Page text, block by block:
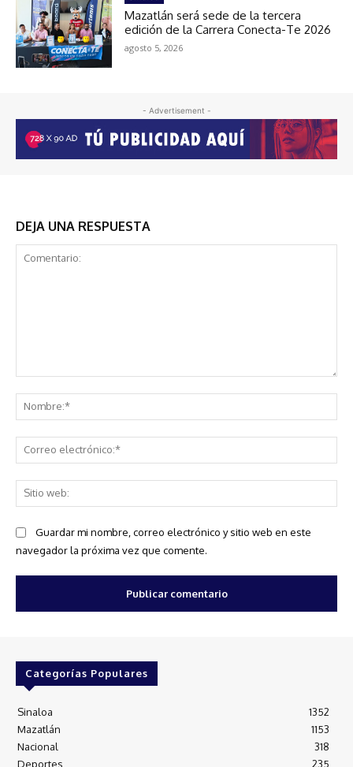
Mazatlán será sede de la tercera
edición de la Carrera Conecta-Te 2026
agosto 5, 2026
- Advertisement -
DEJA UNA RESPUESTA
Guardar mi nombre, correo electrónico y sitio web en este
navegador la próxima vez que comente.
Categorías Populares
Sinaloa
1352
Mazatlán
1153
Nacional
318
Deportes
235